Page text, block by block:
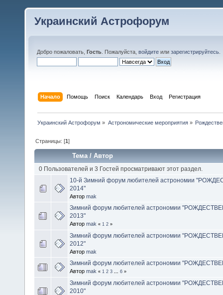
Украинский Астрофорум
Добро пожаловать, Гость . Пожалуйста, войдите или зарегистрируйтесь
Начало Помощь Поиск Календарь Вход Регистрация
Украинский Астрофорум » Астрономические мероприятия»
Страницы: [1]
Тема/Автор
0 Пользователей и 3 Гостей просматривают этот раздел.
10-й Зимний форум любителей астрономии
2014"
Автор mak
Зимний форум любителей астрономии
2013"
Автор mak « 1 2 »
Зимний форум любителей астрономии
2012"
Автор mak
Зимний форум любителей астрономии
Автор mak « 1 2 3 6 »
Зимний форум любителей астрономии
2010"